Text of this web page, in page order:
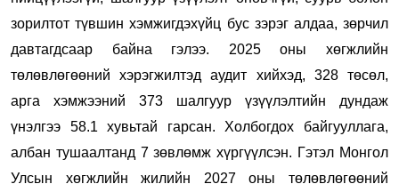
зорилтот түвшин хэмжигдэхүйц бус зэрэг алдаа, зөрчил
давтагдсаар байна гэлээ. 2025 оны хөгжлийн
төлөвлөгөөний хэрэгжилтэд аудит хийхэд, 328 төсөл,
арга хэмжээний 373 шалгуур үзүүлэлтийн дундаж
үнэлгээ 58.1 хувьтай гарсан. Холбогдох байгууллага,
албан тушаалтанд 7 зөвлөмж хүргүүлсэн. Гэтэл Монгол
Улсын хөгжлийн жилийн 2027 оны төлөвлөгөөний